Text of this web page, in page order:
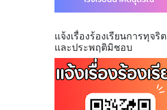
แจ้งเรื่องร้องเรียนการทุจริต
และประพฤติมิชอบ